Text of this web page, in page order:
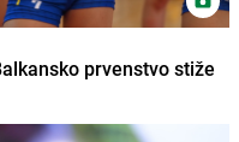
prvenstvo stiže